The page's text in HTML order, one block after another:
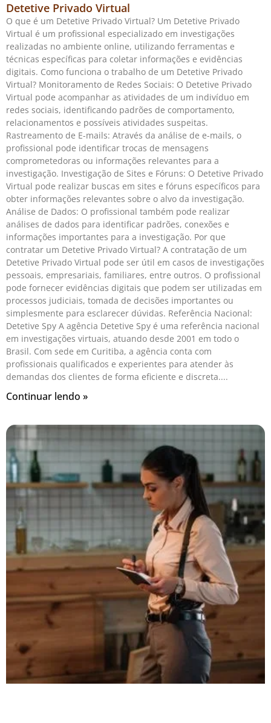
Detetive Privado Virtual
O que é um Detetive Privado Virtual? Um Detetive Privado
Virtual é um profissional especializado em investigações
realizadas no ambiente online, utilizando ferramentas e
técnicas específicas para coletar informações e evidências
digitais. Como funciona o trabalho de um Detetive Privado
Virtual? Monitoramento de Redes Sociais: O Detetive Privado
Virtual pode acompanhar as atividades de um indivíduo em
redes sociais, identificando padrões de comportamento,
relacionamentos e possíveis atividades suspeitas.
Rastreamento de E-mails: Através da análise de e-mails, o
profissional pode identificar trocas de mensagens
comprometedoras ou informações relevantes para a
investigação. Investigação de Sites e Fóruns: O Detetive Privado
Virtual pode realizar buscas em sites e fóruns específicos para
obter informações relevantes sobre o alvo da investigação.
Análise de Dados: O profissional também pode realizar
análises de dados para identificar padrões, conexões e
informações importantes para a investigação. Por que
contratar um Detetive Privado Virtual? A contratação de um
Detetive Privado Virtual pode ser útil em casos de investigações
pessoais, empresariais, familiares, entre outros. O profissional
pode fornecer evidências digitais que podem ser utilizadas em
processos judiciais, tomada de decisões importantes ou
simplesmente para esclarecer dúvidas. Referência Nacional:
Detetive Spy A agência Detetive Spy é uma referência nacional
em investigações virtuais, atuando desde 2001 em todo o
Brasil. Com sede em Curitiba, a agência conta com
profissionais qualificados e experientes para atender às
demandas dos clientes de forma eficiente e discreta.
Continuar lendo »